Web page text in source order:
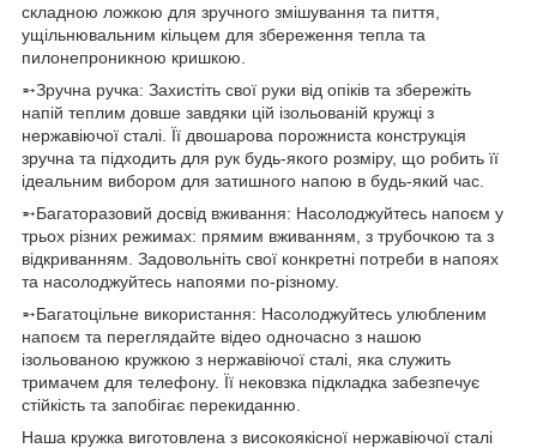
складною ложкою для зручного змішування та пиття,
ущільнювальним кільцем для збереження тепла та
пилонепроникною кришкою.
➵Зручна ручка: Захистіть свої руки від опіків та збережіть
напій теплим довше завдяки цій ізольованій кружці з
нержавіючої сталі. Її двошарова порожниста конструкція
зручна та підходить для рук будь-якого розміру, що робить її
ідеальним вибором для затишного напою в будь-який час.
➵Багаторазовий досвід вживання: Насолоджуйтесь напоєм у
трьох різних режимах: прямим вживанням, з трубочкою та з
відкриванням. Задовольніть свої конкретні потреби в напоях
та насолоджуйтесь напоями по-різному.
➵Багатоцільне використання: Насолоджуйтесь улюбленим
напоєм та переглядайте відео одночасно з нашою
ізольованою кружкою з нержавіючої сталі, яка служить
тримачем для телефону. Її нековзка підкладка забезпечує
стійкість та запобігає перекиданню.
Наша кружка виготовлена з високоякісної нержавіючої сталі